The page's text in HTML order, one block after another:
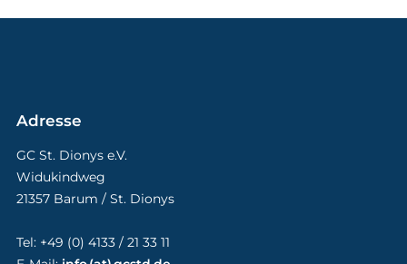
Adresse
GC St. Dionys e.V.
Widukindweg
21357 Barum / St. Dionys
Tel: +49 (0) 4133 / 21 33 11